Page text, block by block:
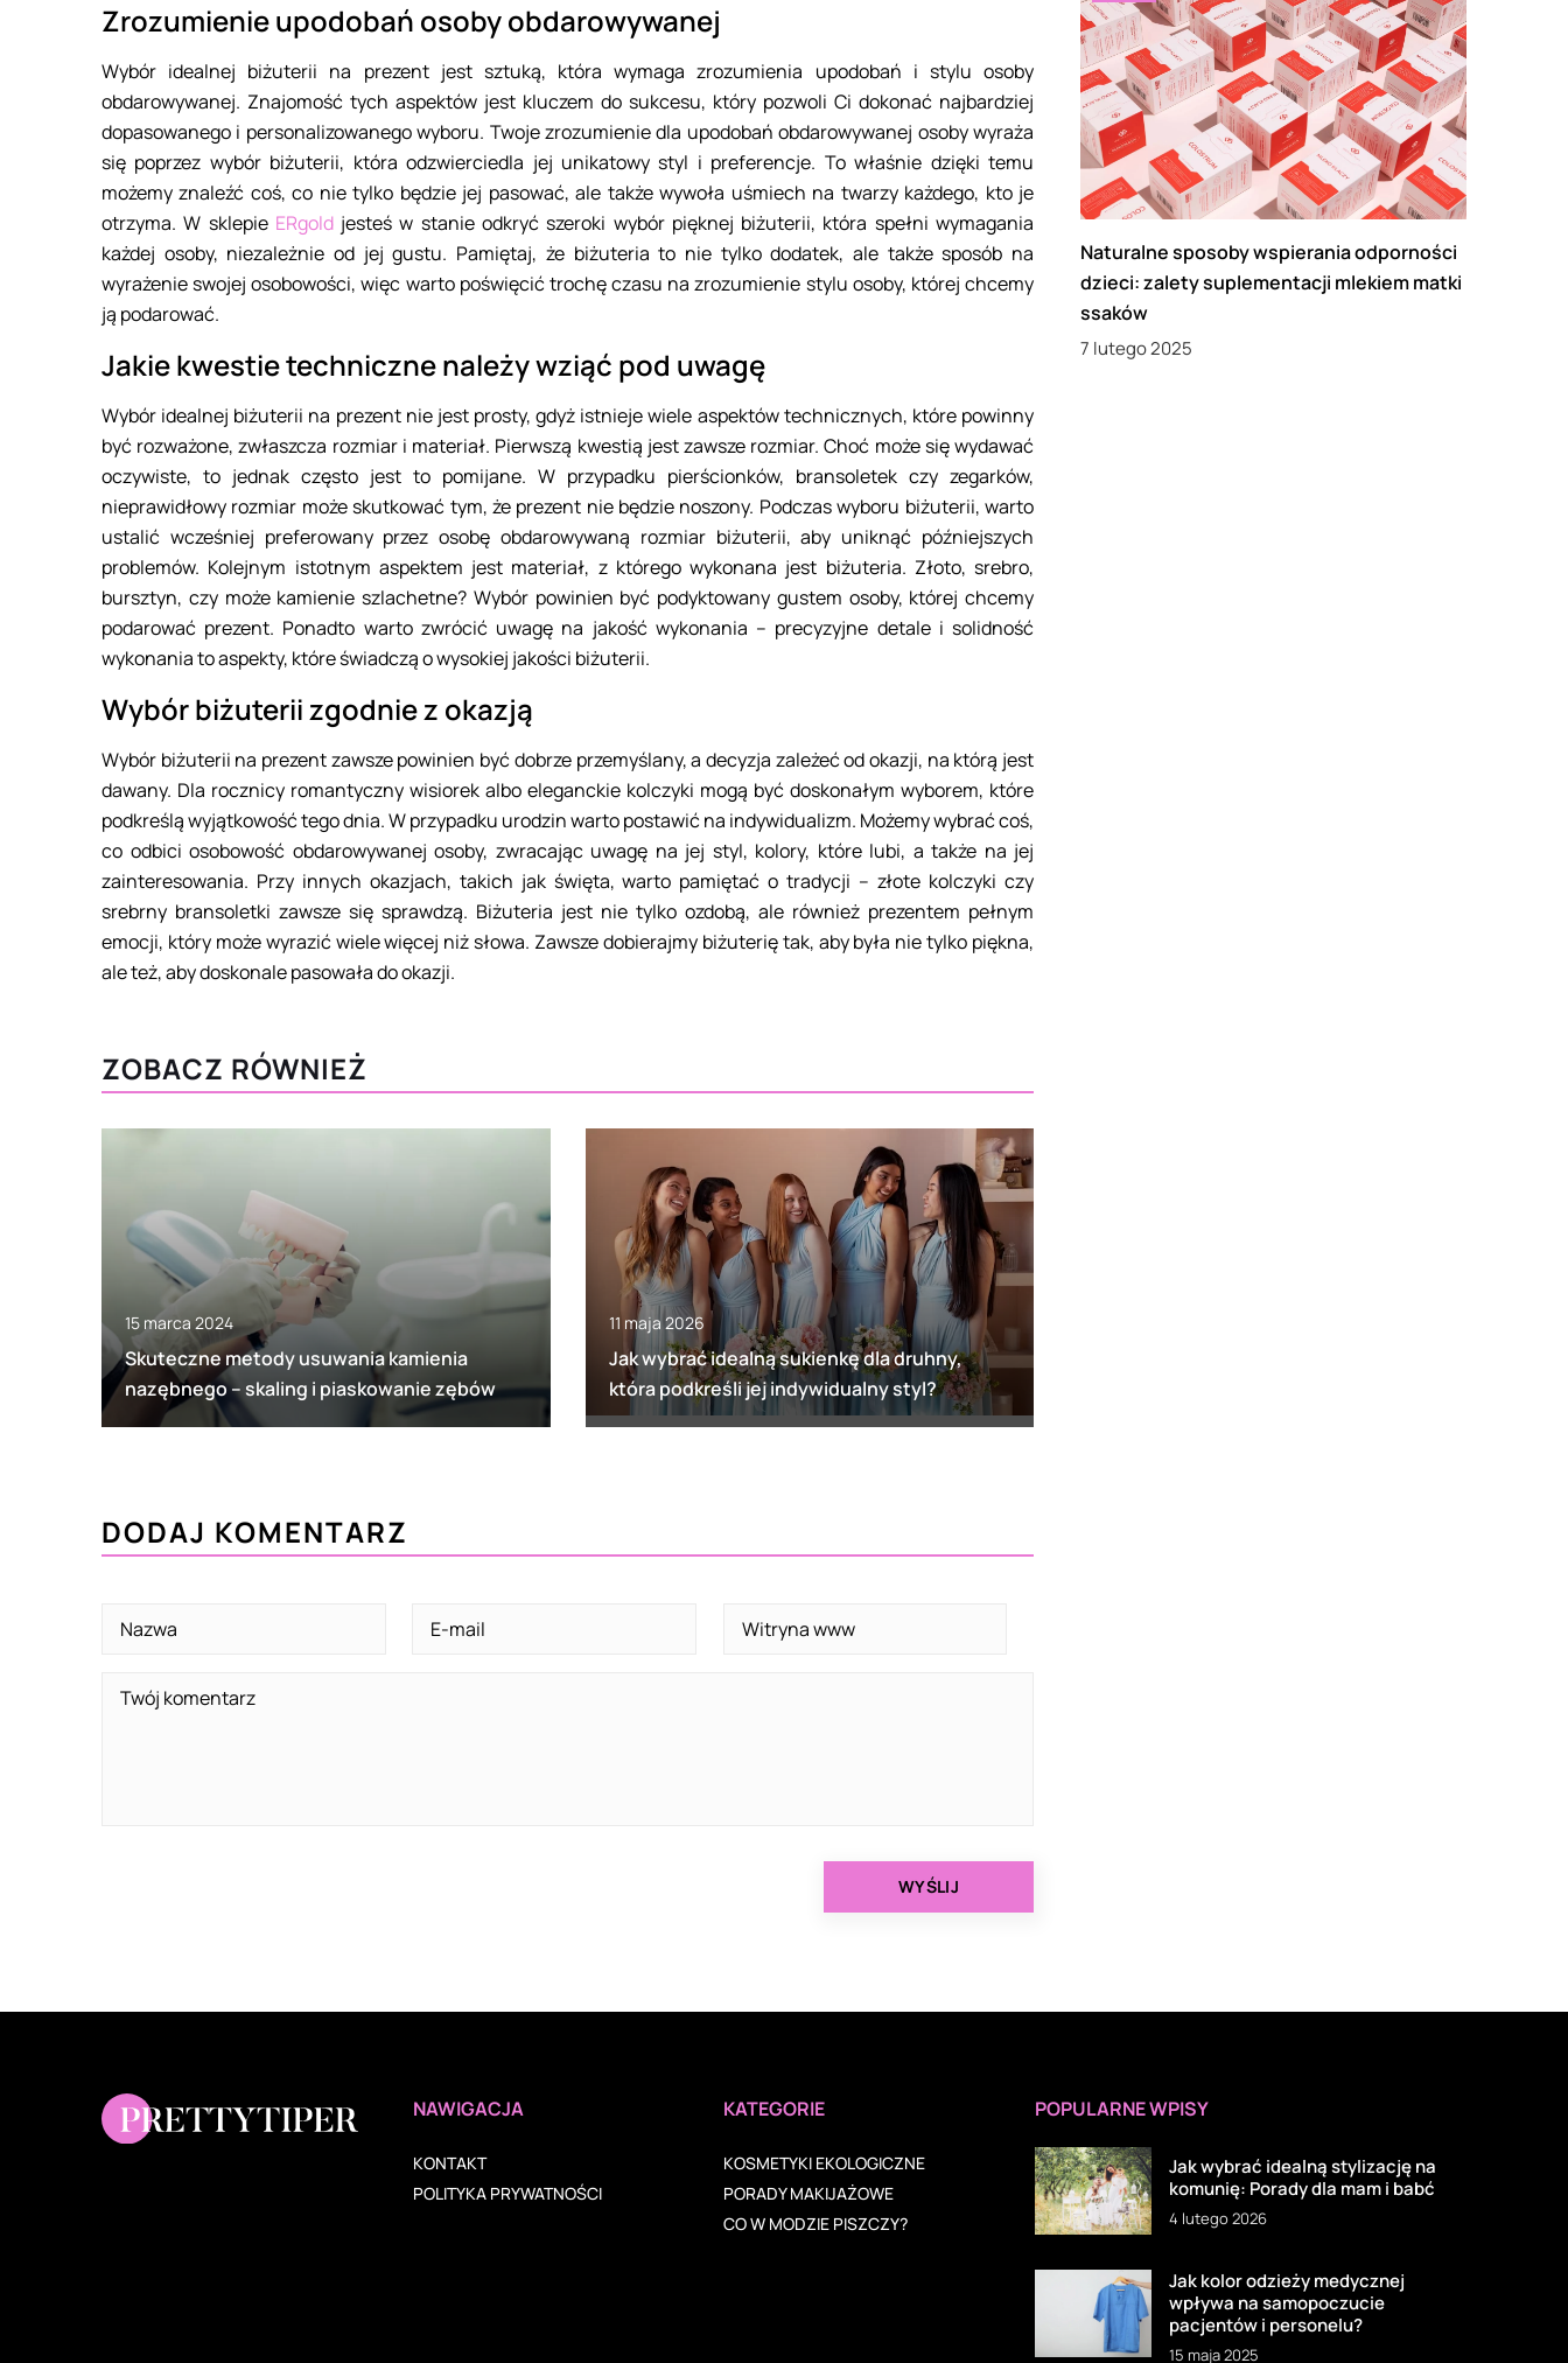
Zrozumienie upodobań osoby obdarowywanej
Wybór idealnej biżuterii na prezent jest sztuką, która wymaga zrozumienia upodobań i stylu osoby
obdarowywanej. Znajomość tych aspektów jest kluczem do sukcesu, który pozwoli Ci dokonać najbardziej
dopasowanego i personalizowanego wyboru. Twoje zrozumienie dla upodobań obdarowywanej osoby wyraża
się poprzez wybór biżuterii, która odzwierciedla jej unikatowy styl i preferencje. To właśnie dzięki temu
możemy znaleźć coś, co nie tylko będzie jej pasować, ale także wywoła uśmiech na twarzy każdego, kto je
otrzyma. W sklepie ERgoldjesteś w stanie odkryć szeroki wybór pięknej biżuterii, która spełni wymagania
każdej osoby, niezależnie od jej gustu. Pamiętaj, że biżuteria to nie tylko dodatek, ale także sposób na
wyrażenie swojej osobowości, więc warto poświęcić trochę czasu na zrozumienie stylu osoby, której chcemy
ją podarować.
Jakie kwestie techniczne należy wziąć pod uwagę
Wybór idealnej biżuterii na prezent nie jest prosty, gdyż istnieje wiele aspektów technicznych, które powinny
być rozważone, zwłaszcza rozmiar i materiał. Pierwszą kwestią jest zawsze rozmiar. Choć może się wydawać
oczywiste, to jednak często jest to pomijane. W przypadku pierścionków, bransoletek czy zegarków,
nieprawidłowy rozmiar może skutkować tym, że prezent nie będzie noszony. Podczas wyboru biżuterii, warto
ustalić wcześniej preferowany przez osobę obdarowywaną rozmiar biżuterii, aby uniknąć późniejszych
problemów. Kolejnym istotnym aspektem jest materiał, z którego wykonana jest biżuteria. Złoto, srebro,
bursztyn, czy może kamienie szlachetne? Wybór powinien być podyktowany gustem osoby, której chcemy
podarować prezent. Ponadto warto zwrócić uwagę na jakość wykonania – precyzyjne detale i solidność
wykonania to aspekty, które świadczą o wysokiej jakości biżuterii.
Wybór biżuterii zgodnie z okazją
Wybór biżuterii na prezent zawsze powinien być dobrze przemyślany, a decyzja zależeć od okazji, na którą jest
dawany. Dla rocznicy romantyczny wisiorek albo eleganckie kolczyki mogą być doskonałym wyborem, które
podkreślą wyjątkowość tego dnia. W przypadku urodzin warto postawić na indywidualizm. Możemy wybrać coś,
co odbici osobowość obdarowywanej osoby, zwracając uwagę na jej styl, kolory, które lubi, a także na jej
zainteresowania. Przy innych okazjach, takich jak święta, warto pamiętać o tradycji – złote kolczyki czy
srebrny bransoletki zawsze się sprawdzą. Biżuteria jest nie tylko ozdobą, ale również prezentem pełnym
emocji, który może wyrazić wiele więcej niż słowa. Zawsze dobierajmy biżuterię tak, aby była nie tylko piękna,
ale też, aby doskonale pasowała do okazji.
ZOBACZ RÓWNIEŻ
15 marca 2024
Skuteczne metody usuwania kamienia
nazębnego – skaling i piaskowanie zębów
11 maja 2026
Jak wybrać idealną sukienkę dla druhny,
która podkreśli jej indywidualny styl?
Naturalne sposoby wspierania odporności
dzieci: zalety suplementacji mlekiem matki
ssaków
7 lutego 2025
DODAJ KOMENTARZ
NAWIGACJA
KONTAKT
POLITYKA PRYWATNOŚCI
KATEGORIE
KOSMETYKI EKOLOGICZNE
PORADY MAKIJAŻOWE
CO W MODZIE PISZCZY?
POPULARNE WPISY
Jak wybrać idealną stylizację na
komunię: Porady dla mam i babć
4 lutego 2026
Jak kolor odzieży medycznej
wpływa na samopoczucie
pacjentów i personelu?
15 maja 2025